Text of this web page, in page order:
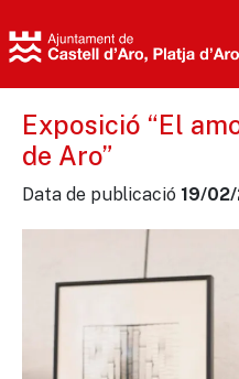
Exposició “El
de Aro”
Data de publicació 19/